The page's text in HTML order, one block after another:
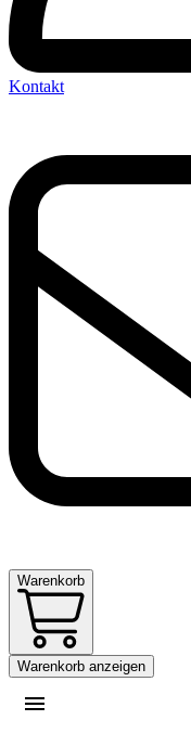
Kontakt
Warenkorb
Warenkorb anzeigen